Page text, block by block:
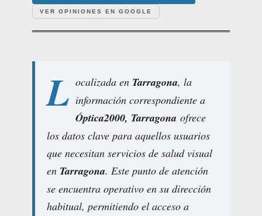
VER OPINIONES EN GOOGLE
L ocalizada en Tarragona, la
información correspondiente a
Óptica2000, Tarragona ofrece
los datos clave para aquellos usuarios
que necesitan servicios de salud visual
en Tarragona. Este punto de atención
se encuentra operativo en su dirección
habitual, permitiendo el acceso a